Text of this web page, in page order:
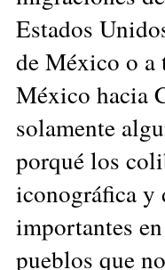
Estados
de México o a
México hacia
solamente
porqué los
iconográfica y
importantes
pueblos que